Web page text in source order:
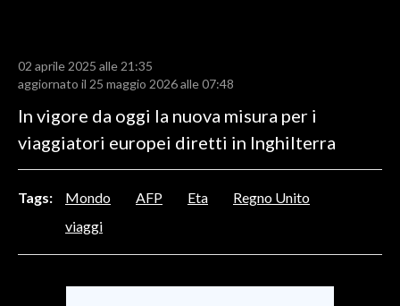
RISULTATI E CLASSIFICHE
CALCIO REGIONALE
BASKET
MOTORI
ALTRI SPORT
02 aprile 2025 alle 21:35
aggiornato il 25 maggio 2026 alle 07:48
In vigore da oggi la nuova misura per i
viaggiatori europei diretti in Inghilterra
Tags: Mondo AFP Eta
Regno Unito
viaggi